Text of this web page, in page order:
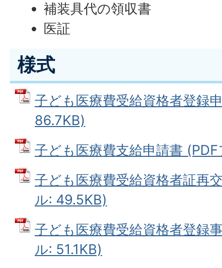
補装具代の領収書
医証
様式
子ども医療費受給資格者登録
86.7KB)
子ども医療費支給申請書
子ども医療費受給資格者証再
ル: 49.5KB)
子ども医療費受給資格者登録
ル: 51.1KB)